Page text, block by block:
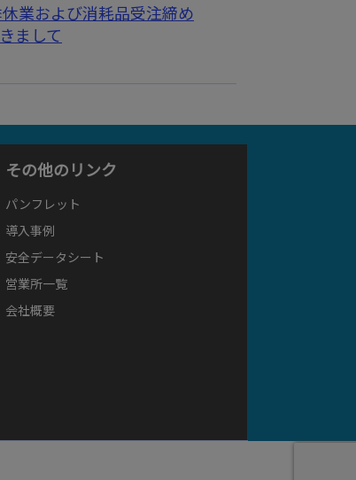
業および消耗品受注締め
まして
その他のリンク
パンフレット
導入事例
安全データシート
営業所一覧
会社概要